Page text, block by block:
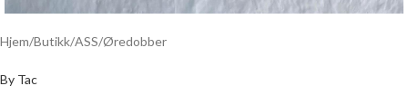
Hjem/Butikk/ASS/Øredobber
By Tac